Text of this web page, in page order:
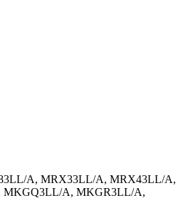
A, MRX33LL/A, MRX43LL/A,
A, MKGR3LL/A,